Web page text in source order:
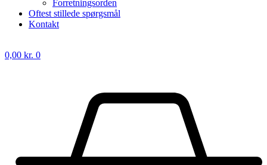
Forretningsorden
Oftest stillede spørgsmål
Kontakt
0,00 kr. 0